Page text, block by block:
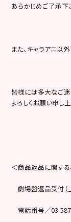
あらかじめご了承下
また、キャラアニ以
皆様には多大なご迷
よろしくお願い申し上
＜商品返品に関す
劇場盤返品受付（
電話番号／03-